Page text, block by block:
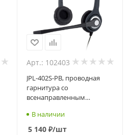
Арт.: 102403
JPL-402S-PB, проводная
гарнитура со
всенаправленным
разъем QD, два динамика
В наличии
5 140₽/шт